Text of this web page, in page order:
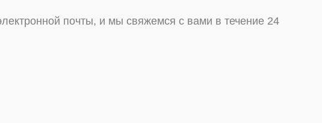
почты, и мы свяжемся с вами в течение 24